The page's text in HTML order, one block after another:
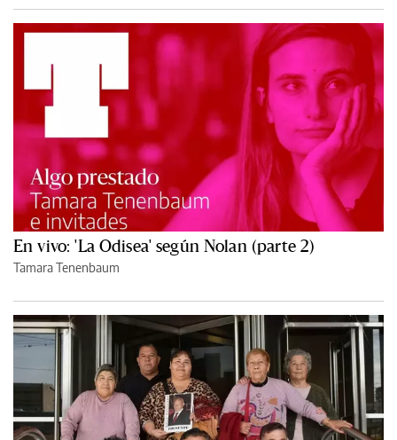
En vivo: 'La Odisea' según Nolan (parte 2)
Tamara Tenenbaum